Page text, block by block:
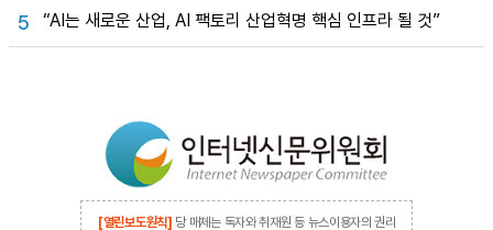
5 “AI는 새로운 산업, AI 팩토리 산업혁명 핵심 인프라 될 것”
[열린보도원칙] 당 매체는 독자와 취재원 등 뉴스이용자의 권리